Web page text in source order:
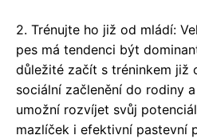
2. Trénujte ho již od mládí:
pes má tendenci být
důležité začít s tréninkem již
sociální začlenění do rodiny
umožní rozvíjet svůj
mazlíček i efektivní pastevní